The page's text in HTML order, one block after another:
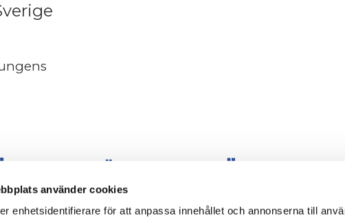
använder cookies
enhetsidentifierare för att anpassa innehållet och annonserna till